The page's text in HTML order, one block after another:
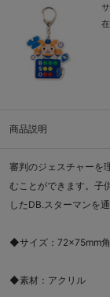
商品説明
審判のジェスチャーを
むことができます。子
したDB.スターマンを
◆サイズ：72×75mm
◆素材：アクリル